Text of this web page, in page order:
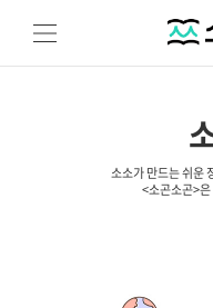
소소가 만드는 쉬운
<소곤소곤>